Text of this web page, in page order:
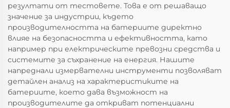
резултати от тестовете. Това е от решаващо
значение за индустрии, където
производителността на батериите директно
влияе на безопасността и ефективността, като
например при електрическите превозни средства и
системите за съхранение на енергия. Нашите
напреднали измервателни инструменти позволяват
детайлен анализ на характеристиките на
батериите, което дава възможност на
производителите да откриват потенциални